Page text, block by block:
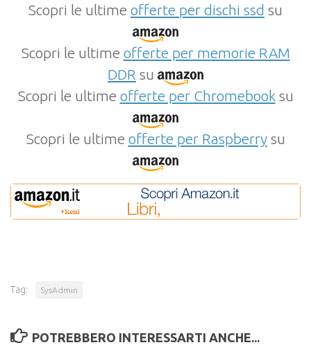
Scopri le ultime offerte per dischi ssd su
Scopri le ultime offerte per memorie RAM
DDR su
Scopri le ultime offerte per Chromebooksu
Scopri le ultime offerte per Raspberrysu
Tag: SysAdmin
POTREBBERO INTERESSARTI ANCHE...